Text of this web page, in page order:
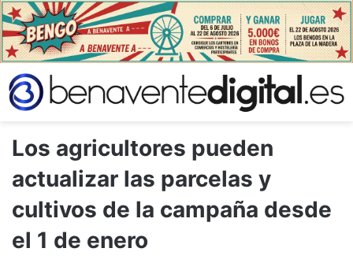
Los agricultores pueden
actualizar las parcelas y
cultivos de la campaña desde
el 1 de enero